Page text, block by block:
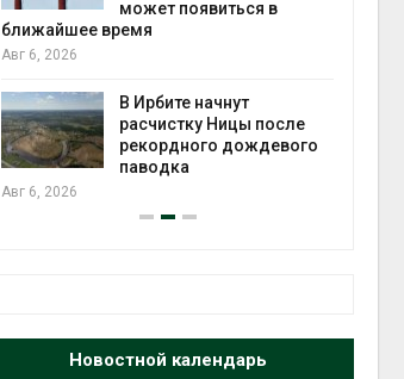
может появиться в
ближайшее время
Авг 6, 2026
В Ирбите начнут
расчистку Ницы после
рекордного дождевого
паводка
Авг 6, 2026
Новостной календарь